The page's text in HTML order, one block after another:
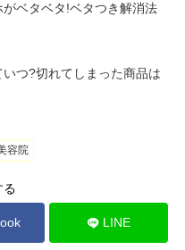
ベタベタ!ベタつき解消法
つ?切れてしまった商品は
容院
る
LINE